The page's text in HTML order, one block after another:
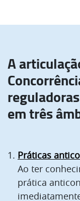
A
em três
Práticas
Ao ter
prática